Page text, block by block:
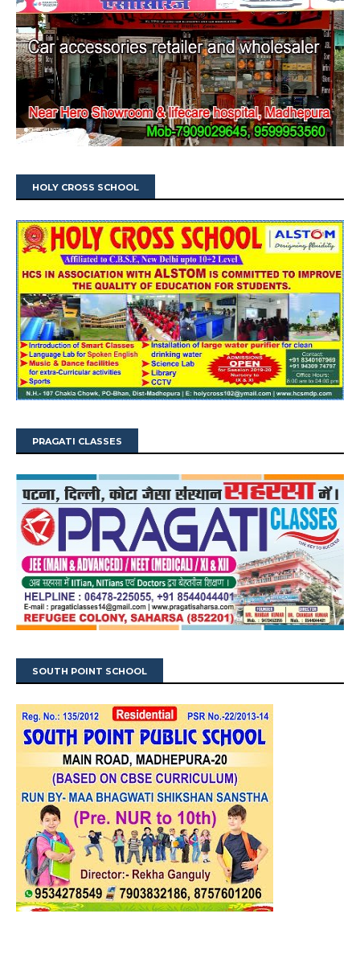
HOLY CROSS SCHOOL
PRAGATI CLASSES
SOUTH POINT SCHOOL